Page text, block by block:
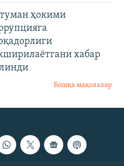
ҳокими
хабар
Бошқа мақолалар